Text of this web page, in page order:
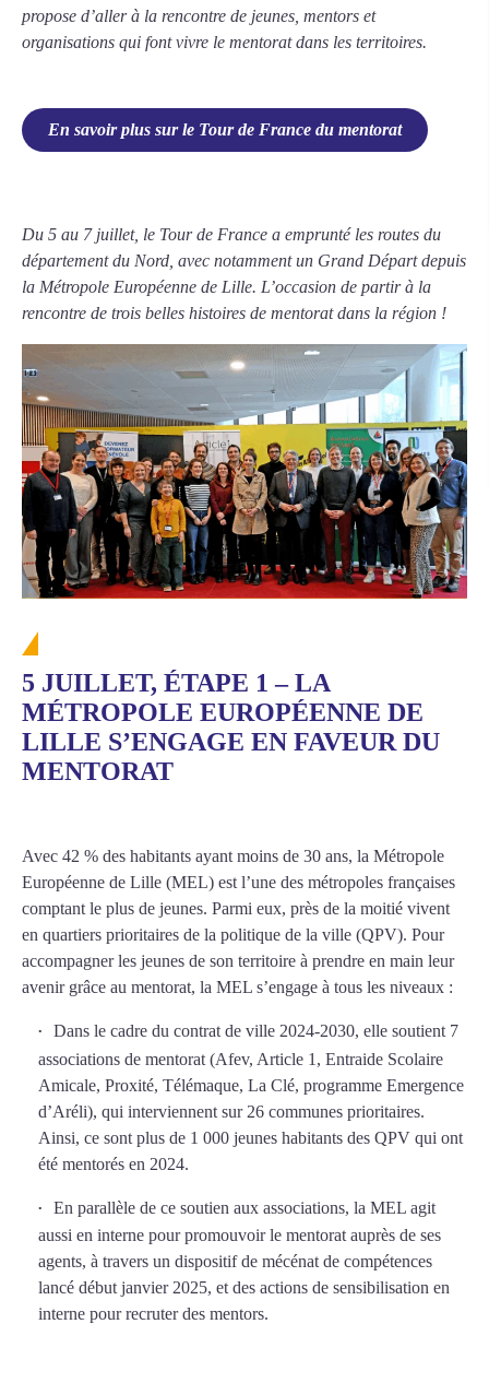
propose d’aller à la rencontre de jeunes, mentors et
organisations qui font vivre le mentorat dans les territoires.
En savoir plus sur le Tour de France du mentorat
Du 5 au 7 juillet, le Tour de France a emprunté les routes du
département du Nord, avec notamment un Grand Départ depuis
la Métropole Européenne de Lille. L’occasion de partir à la
rencontre de trois belles histoires de mentorat dans la région !
5 JUILLET, ÉTAPE 1 – LA
MÉTROPOLE EUROPÉENNE DE
LILLE S’ENGAGE EN FAVEUR DU
MENTORAT
Avec 42 % des habitants ayant moins de 30 ans, la Métropole
Européenne de Lille (MEL) est l’une des métropoles françaises
comptant le plus de jeunes. Parmi eux, près de la moitié vivent
en quartiers prioritaires de la politique de la ville (QPV). Pour
accompagner les jeunes de son territoire à prendre en main leur
avenir grâce au mentorat, la MEL s’engage à tous les niveaux :
Dans le cadre du contrat de ville 2024-2030, elle soutient 7
associations de mentorat (Afev, Article 1, Entraide Scolaire
Amicale, Proxité, Télémaque, La Clé, programme Emergence
d’Aréli), qui interviennent sur 26 communes prioritaires.
Ainsi, ce sont plus de 1 000 jeunes habitants des QPV qui ont
été mentorés en 2024.
En parallèle de ce soutien aux associations, la MEL agit
aussi en interne pour promouvoir le mentorat auprès de ses
agents, à travers un dispositif de mécénat de compétences
lancé début janvier 2025, et des actions de sensibilisation en
interne pour recruter des mentors.